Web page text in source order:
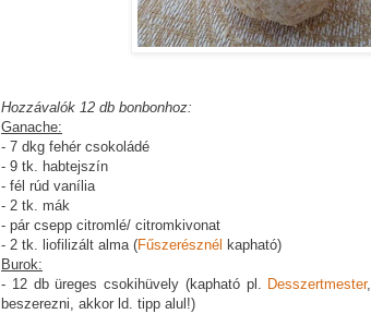
Hozzávalók 12 db bonbonhoz:
Ganache:
- 7 dkg fehér csokoládé
- 9 tk. habtejszín
- fél rúd vanília
- 2 tk. mák
- pár csepp citromlé/ citromkivonat
- 2 tk. liofilizált alma (Fűszerésznél kapható)
Burok:
- 12 db üreges csokihüvely (kapható pl. Desszertmester,
beszerezni, akkor ld. tipp alul!)